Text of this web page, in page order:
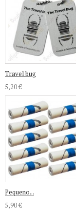
Travel bug
5,20 €
Pequeno...
5,90 €